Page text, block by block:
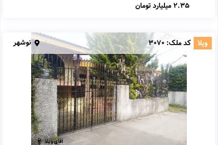
2.35 میلیارد تومان
ویلا کد ملک: 3070 نوشهر